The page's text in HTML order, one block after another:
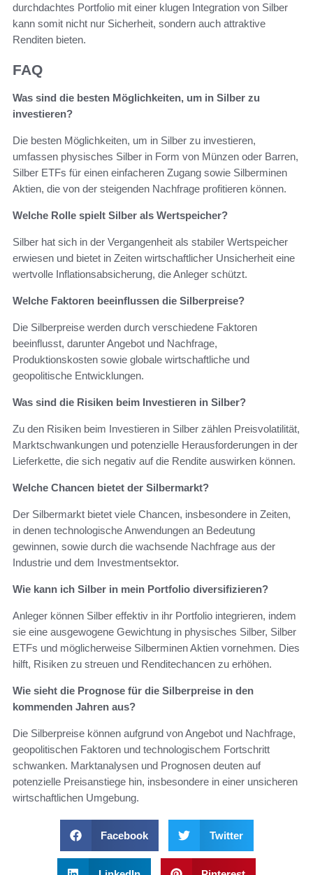
durchdachtes Portfolio mit einer klugen Integration von Silber
kann somit nicht nur Sicherheit, sondern auch attraktive
Renditen bieten.
FAQ
Was sind die besten Möglichkeiten, um in Silber zu
investieren?
Die besten Möglichkeiten, um in Silber zu investieren,
umfassen physisches Silber in Form von Münzen oder Barren,
Silber ETFs für einen einfacheren Zugang sowie Silberminen
Aktien, die von der steigenden Nachfrage profitieren können.
Welche Rolle spielt Silber als Wertspeicher?
Silber hat sich in der Vergangenheit als stabiler Wertspeicher
erwiesen und bietet in Zeiten wirtschaftlicher Unsicherheit eine
wertvolle Inflationsabsicherung, die Anleger schützt.
Welche Faktoren beeinflussen die Silberpreise?
Die Silberpreise werden durch verschiedene Faktoren
beeinflusst, darunter Angebot und Nachfrage,
Produktionskosten sowie globale wirtschaftliche und
geopolitische Entwicklungen.
Was sind die Risiken beim Investieren in Silber?
Zu den Risiken beim Investieren in Silber zählen Preisvolatilität,
Marktschwankungen und potenzielle Herausforderungen in der
Lieferkette, die sich negativ auf die Rendite auswirken können.
Welche Chancen bietet der Silbermarkt?
Der Silbermarkt bietet viele Chancen, insbesondere in Zeiten,
in denen technologische Anwendungen an Bedeutung
gewinnen, sowie durch die wachsende Nachfrage aus der
Industrie und dem Investmentsektor.
Wie kann ich Silber in mein Portfolio diversifizieren?
Anleger können Silber effektiv in ihr Portfolio integrieren, indem
sie eine ausgewogene Gewichtung in physisches Silber, Silber
ETFs und möglicherweise Silberminen Aktien vornehmen. Dies
hilft, Risiken zu streuen und Renditechancen zu erhöhen.
Wie sieht die Prognose für die Silberpreise in den
kommenden Jahren aus?
Die Silberpreise können aufgrund von Angebot und Nachfrage,
geopolitischen Faktoren und technologischem Fortschritt
schwanken. Marktanalysen und Prognosen deuten auf
potenzielle Preisanstiege hin, insbesondere in einer unsicheren
wirtschaftlichen Umgebung.
Facebook Twitter